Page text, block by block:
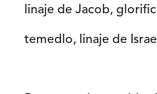
linaje de Jacob,
temedlo, linaje de